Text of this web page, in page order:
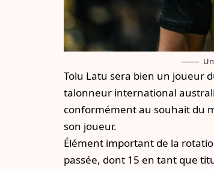
Tolu Latu sera bien un joueur
talonneur international
conformément au souhait du
son joueur.
Élément important de la
passée, dont 15 en tant que